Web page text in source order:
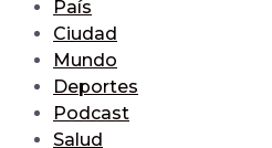
País
Ciudad
Mundo
Deportes
Podcast
Salud